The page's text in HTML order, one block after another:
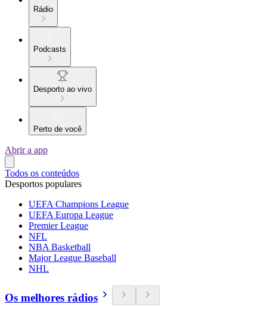
Rádio
Podcasts
Desporto ao vivo
Perto de você
Abrir a app
Todos os conteúdos
Desportos populares
UEFA Champions League
UEFA Europa League
Premier League
NFL
NBA Basketball
Major League Baseball
NHL
Os melhores rádios